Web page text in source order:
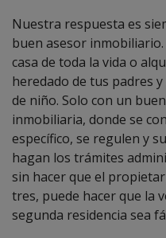
Nuestra respuesta es
buen asesor
casa de toda la vida o
heredado de tus padres
de niño. Solo con un
inmobiliaria, donde se
específico, se regulen y
hagan los trámites
sin hacer que el
tres, puede hacer que la
segunda residencia sea